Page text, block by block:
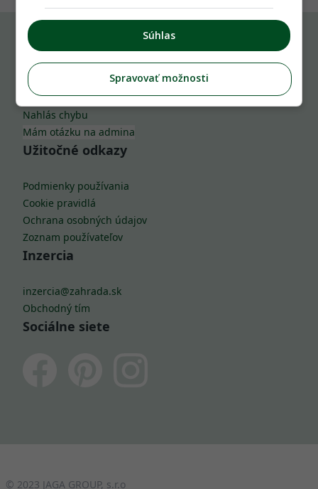
Komu môžeš napísať
info@zahrada.sk
Nahlás chybu
Mám otázku na admina
Užitočné odkazy
Podmienky používania
Cookie pravidlá
Ochrana osobných údajov
Zoznam používateľov
Inzercia
inzercia@zahrada.sk
Obchodný tím
Sociálne siete
© 2023 JAGA GROUP, s.r.o
Súhlas
Spravovať možnosti